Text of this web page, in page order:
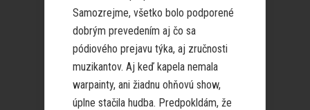
Samozrejme, všetko bolo podporené
dobrým prevedením aj čo sa
pódiového prejavu týka, aj zručnosti
muzikantov. Aj keď kapela nemala
warpainty, ani žiadnu ohňovú show,
úplne stačila hudba. Predpokldám, že